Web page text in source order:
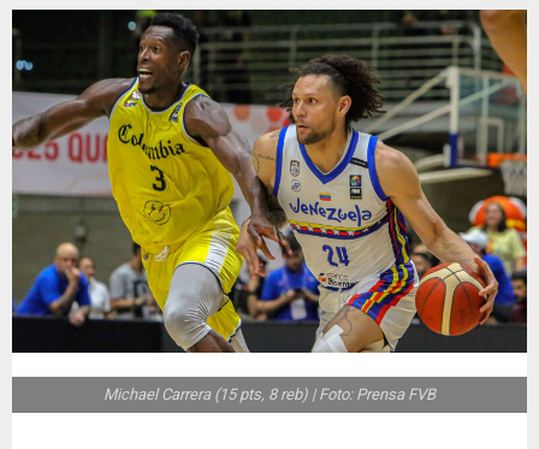
Michael Carrera (15 pts, 8 reb) | Foto: Prensa FVB